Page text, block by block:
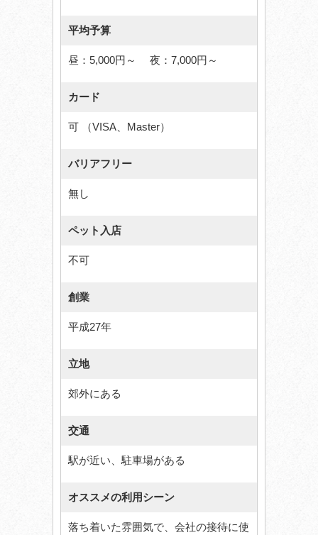
平均予算
昼：5,000円～ 夜：7,000円～
カード
可 （VISA、Master）
バリアフリー
無し
ペット入店
不可
創業
平成27年
立地
郊外にある
交通
駅が近い、駐車場がある
オススメの利用シーン
落ち着いた雰囲気で、会社の接待に使